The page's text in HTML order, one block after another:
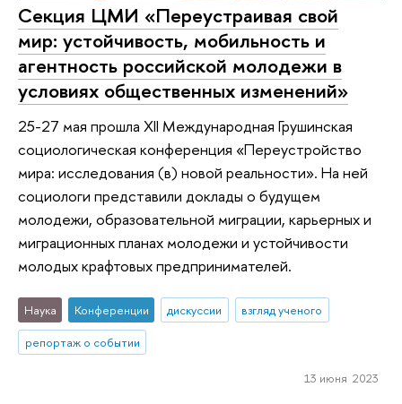
Секция ЦМИ «Переустраивая свой
мир: устойчивость, мобильность и
агентность российской молодежи в
условиях общественных изменений»
25-27 мая прошла XII Международная Грушинская
социологическая конференция «Переустройство
мира: исследования (в) новой реальности». На ней
социологи представили доклады о будущем
молодежи, образовательной миграции, карьерных и
миграционных планах молодежи и устойчивости
молодых крафтовых предпринимателей.
Наука Конференции дискуссии
взгляд ученого
репортаж о событии
13 июня 2023